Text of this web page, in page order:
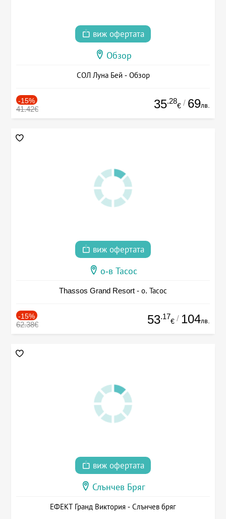
виж офертата
Обзор
СОЛ Луна Бей - Обзор
-15%
41.42€ 35.28
€ / 69лв.
виж офертата
о-в Тасос
Thassos Grand Resort - о. Тасос
-15%
62.38€ 53.17
€ / 104лв.
виж офертата
Слънчев Бряг
ЕФЕКТ Гранд Виктория - Слънчев бряг